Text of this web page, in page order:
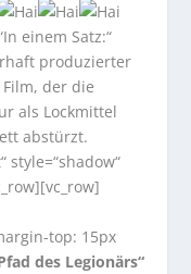
einem Satz:“
produzierter
der die
als Lockmittel
abstürzt.
style=“shadow“
top: 15px
des Legionärs“